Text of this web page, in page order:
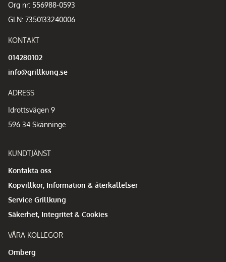
Org nr: 556988-0593
GLN: 7350133240006
KONTAKT
014280102
info@grillkung.se
ADRESS
Idrottsvägen 9
596 34 Skänninge
KUNDTJÄNST
Kontakta oss
Köpvillkor, Information & återkallelser
Service Grillkung
Säkerhet, Integritet & Cookies
VÅRA KOLLEGOR
Omberg